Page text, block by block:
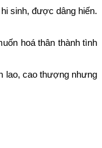
sinh, được dâng hiến.
hoá thân thành tình
lao, cao thượng nhưng